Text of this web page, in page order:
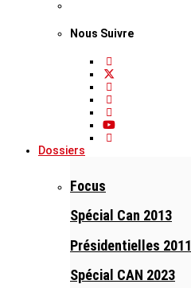
Nous Suivre
Dossiers
Focus
Spécial Can 2013
Présidentielles 2011
Spécial CAN 2023